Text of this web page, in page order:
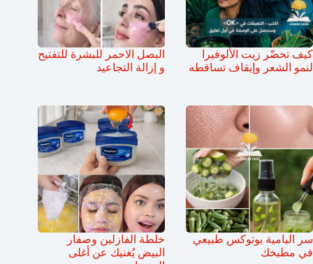
كيف تحضّر زيت الألوفيرا
لنمو الشعر وإيقاف تساقطه
البصل الاحمر للبشرة للتفتيح
و إزالة التجاعيد
سر البامية بوتوكس طبيعي
في مطبخك
خلطة الفازلين وصفار
البيض يُغنيك عن أغلى